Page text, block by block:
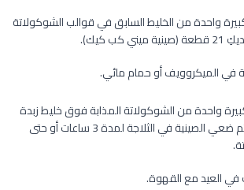
واحدة من الخليط السابق في قوالب الشوكولاتة
كيك).
في الميكروويف أو حمام مائي.
واحدة من الشوكولاتة المذابة فوق خليط زبدة
الفول سوداني ثم ضعي الصينية في الثلاجة لمدة 3 ساعات أو حتى
العيد مع القهوة.